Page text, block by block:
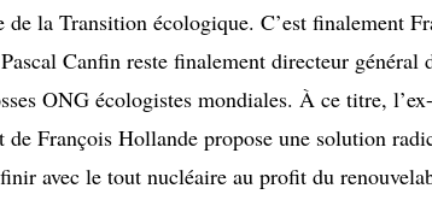
la Transition écologique. C’est finalement
Canfin reste finalement directeur général
ONG écologistes mondiales. À ce titre,
de François Hollande propose une solution
avec le tout nucléaire au profit du